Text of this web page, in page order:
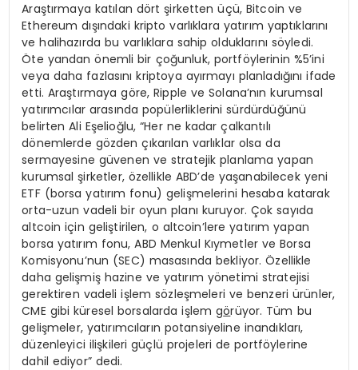
Araştırmaya katılan dört şirketten üçü, Bitcoin ve
Ethereum dışındaki kripto varlıklara yatırım yaptıklarını
ve halihazırda bu varlıklara sahip olduklarını söyledi.
Öte yandan önemli bir çoğunluk, portföylerinin %5’ini
veya daha fazlasını kriptoya ayırmayı planladığını ifade
etti. Araştırmaya göre, Ripple ve Solana’nın kurumsal
yatırımcılar arasında popülerliklerini sürdürdüğünü
belirten Ali Eşelioğlu, “Her ne kadar çalkantılı
dönemlerde gözden çıkarılan varlıklar olsa da
sermayesine güvenen ve stratejik planlama yapan
kurumsal şirketler, özellikle ABD’de yaşanabilecek yeni
ETF (borsa yatırım fonu) gelişmelerini hesaba katarak
orta-uzun vadeli bir oyun planı kuruyor. Çok sayıda
altcoin için geliştirilen, o altcoin’lere yatırım yapan
borsa yatırım fonu, ABD Menkul Kıymetler ve Borsa
Komisyonu’nun (SEC) masasında bekliyor. Özellikle
daha gelişmiş hazine ve yatırım yönetimi stratejisi
gerektiren vadeli işlem sözleşmeleri ve benzeri ürünler,
CME gibi küresel borsalarda işlem görüyor. Tüm bu
gelişmeler, yatırımcıların potansiyeline inandıkları,
düzenleyici ilişkileri güçlü projeleri de portföylerine
dahil ediyor” dedi.